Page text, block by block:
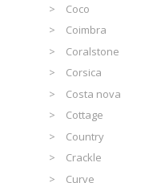
Coco
Coimbra
Coralstone
Corsica
Costa nova
Cottage
Country
Crackle
Curve